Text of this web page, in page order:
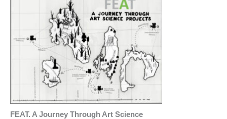
FEAT. A Journey Through Art Science